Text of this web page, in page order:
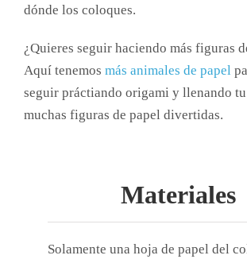
dónde los coloques.
¿Quieres seguir haciendo más figuras
Aquí tenemos más animales de papel
seguir práctiando origami y llenando tu
muchas figuras de papel divertidas.
Materiales
Solamente una hoja de papel del